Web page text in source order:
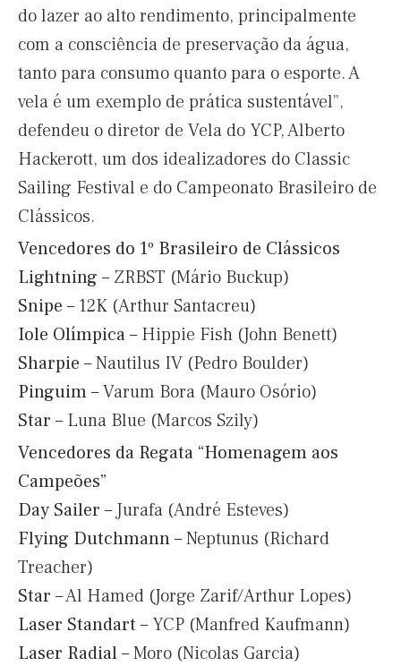
do lazer ao alto rendimento, principalmente
com a consciência de preservação da água,
tanto para consumo quanto para o esporte. A
vela é um exemplo de prática sustentável”,
defendeu o diretor de Vela do YCP, Alberto
Hackerott, um dos idealizadores do Classic
Sailing Festival e do Campeonato Brasileiro de
Clássicos.
Vencedores do 1º Brasileiro de Clássicos
Lightning – ZRBST (Mário Buckup)
Snipe – 12K (Arthur Santacreu)
Iole Olímpica– Hippie Fish (John Benett)
Sharpie – Nautilus IV (Pedro Boulder)
Pinguim– Varum Bora (Mauro Osório)
Star – Luna Blue (Marcos Szily)
Vencedores da Regata “Homenagem aos
Campeões”
Day Sailer – Jurafa (André Esteves)
Flying Dutchmann– Neptunus (Richard
Treacher)
Star – Al Hamed (Jorge Zarif/Arthur Lopes)
Laser Standart – YCP (Manfred Kaufmann)
Laser Radial– Moro (Nicolas Garcia)